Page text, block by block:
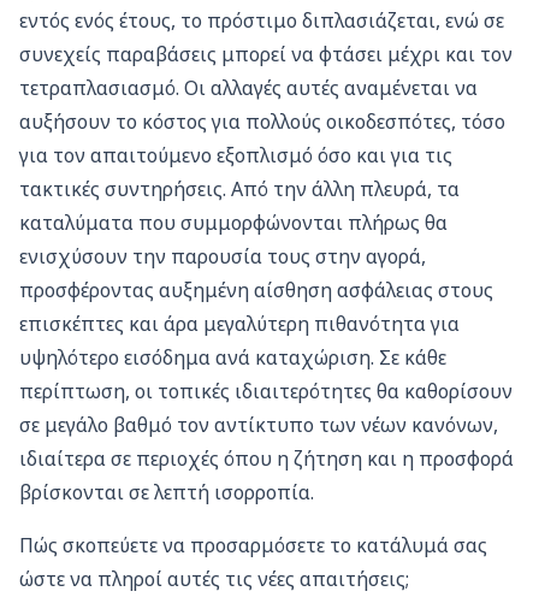
εντός ενός έτους, το πρόστιμο διπλασιάζεται, ενώ σε
συνεχείς παραβάσεις μπορεί να φτάσει μέχρι και τον
τετραπλασιασμό. Οι αλλαγές αυτές αναμένεται να
αυξήσουν το κόστος για πολλούς οικοδεσπότες, τόσο
για τον απαιτούμενο εξοπλισμό όσο και για τις
τακτικές συντηρήσεις. Από την άλλη πλευρά, τα
καταλύματα που συμμορφώνονται πλήρως θα
ενισχύσουν την παρουσία τους στην αγορά,
προσφέροντας αυξημένη αίσθηση ασφάλειας στους
επισκέπτες και άρα μεγαλύτερη πιθανότητα για
υψηλότερο εισόδημα ανά καταχώριση. Σε κάθε
περίπτωση, οι τοπικές ιδιαιτερότητες θα καθορίσουν
σε μεγάλο βαθμό τον αντίκτυπο των νέων κανόνων,
ιδιαίτερα σε περιοχές όπου η ζήτηση και η προσφορά
βρίσκονται σε λεπτή ισορροπία.
Πώς σκοπεύετε να προσαρμόσετε το κατάλυμά σας
ώστε να πληροί αυτές τις νέες απαιτήσεις;